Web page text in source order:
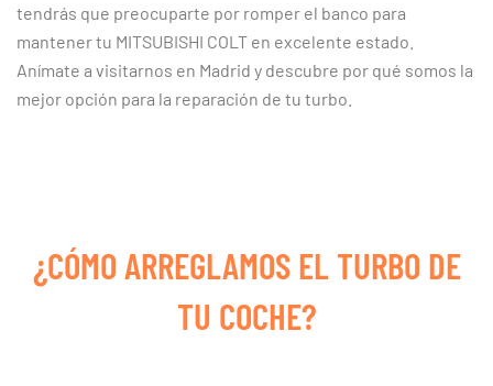
tendrás que preocuparte por romper el banco para
mantener tu MITSUBISHI COLT en excelente estado.
Anímate a visitarnos en Madrid y descubre por qué somos la
mejor opción para la reparación de tu turbo.
¿CÓMO ARREGLAMOS EL TURBO DE
TU COCHE?